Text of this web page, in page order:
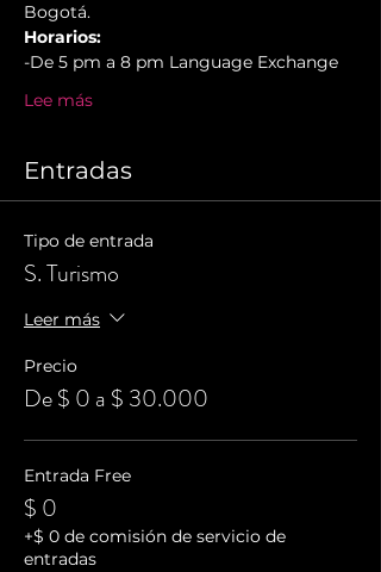
Bogotá.
Horarios:
-De 5 pm a 8 pm Language Exchange
Lee más
Entradas
Tipo de entrada
S. Turismo
Leer más
Precio
De $ 0 a $ 30.000
Entrada Free
$ 0
+$ 0 de comisión de servicio de
entradas